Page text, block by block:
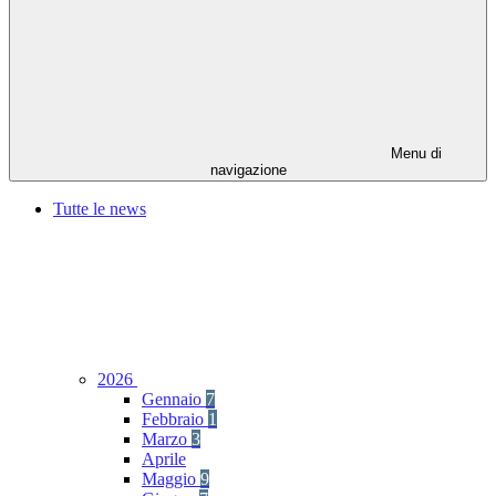
Menu di
navigazione
Tutte le news
2026
Gennaio 7
Febbraio 1
Marzo 3
Aprile
Maggio 9